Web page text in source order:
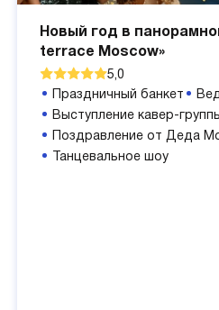
Новый год в
terrace Moscow»
5,0
Праздничный банкет
Выступление кавер-группы
Поздравление от Деда
Танцевальное шоу